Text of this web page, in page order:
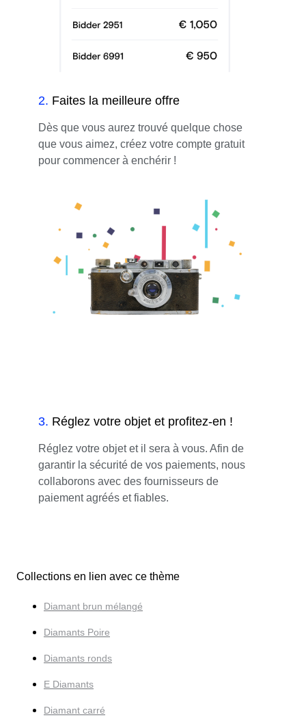
2. Faites la meilleure offre
Dès que vous aurez trouvé quelque chose
que vous aimez, créez votre compte gratuit
pour commencer à enchérir !
3. Réglez votre objet et profitez-en !
Réglez votre objet et il sera à vous. Afin de
garantir la sécurité de vos paiements, nous
collaborons avec des fournisseurs de
paiement agréés et fiables.
Collections en lien avec ce thème
Diamant brun mélangé
Diamants Poire
Diamants ronds
E Diamants
Diamant carré